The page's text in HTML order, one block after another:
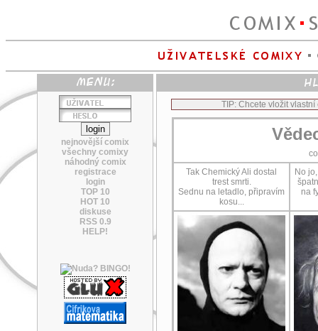
nejnovější comix
všechny comixy
náhodný comix
registrace
login
TOP 10
HOT 10
diskuse
RSS 0.9
HELP!
TIP: Chcete vložit
Tak Chemický Ali dostal
trest smrti.
Sednu na letadlo, připravím
kosu...
No
na